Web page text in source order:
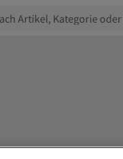
Artikel, Kategorie